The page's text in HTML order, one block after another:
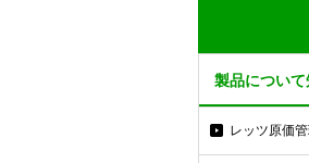
製品について
レッツ原価